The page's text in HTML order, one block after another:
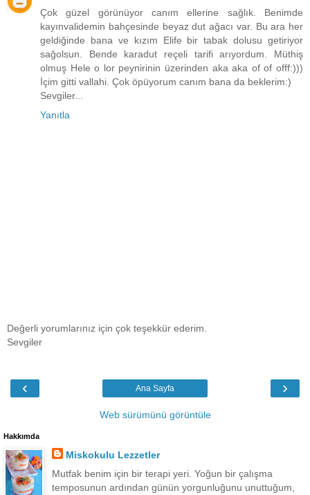
Çok güzel görünüyor canım ellerine sağlık. Benimde
kayınvalidemin bahçesinde beyaz dut ağacı var. Bu ara her
geldiğinde bana ve kızım Elife bir tabak dolusu getiriyor
sağolsun. Bende karadut reçeli tarifi arıyordum. Müthiş
olmuş Hele o lor peynirinin üzerinden aka aka of of offf:)))
İçim gitti vallahi. Çok öpüyorum canım bana da beklerim:)
Sevgiler...
Yanıtla
Değerli yorumlarınız için çok teşekkür ederim.
Sevgiler
‹ ›
Ana Sayfa
Web sürümünü görüntüle
Hakkımda
Miskokulu Lezzetler
Mutfak benim için bir terapi yeri. Yoğun bir çalışma
temposunun ardından günün yorgunluğunu unuttuğum,